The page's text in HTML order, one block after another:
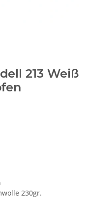
213 Weiß
230gr.